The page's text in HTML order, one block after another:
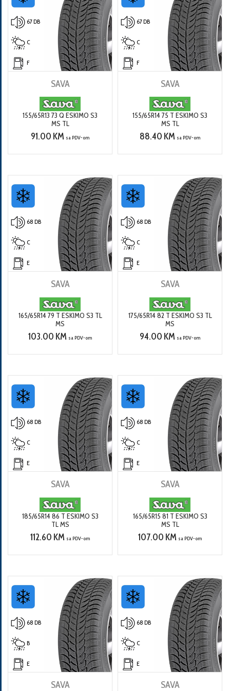
67 DB
C
F
SAVA
155/65R13 73 Q ESKIMO S3
MS TL
91.00 KM sa PDV-om
67 DB
C
F
SAVA
155/65R14 75 T ESKIMO S3
MS TL
88.40 KM sa PDV-om
68 DB
C
E
SAVA
165/65R14 79 T ESKIMO S3 TL
MS
103.00 KM sa PDV-om
68 DB
C
E
SAVA
175/65R14 82 T ESKIMO S3 TL
MS
94.00 KM sa PDV-om
68 DB
C
E
SAVA
185/65R14 86 T ESKIMO S3
TL MS
112.60 KM sa PDV-om
68 DB
C
E
SAVA
165/65R15 81 T ESKIMO S3
MS TL
107.00 KM sa PDV-om
68 DB
B
E
SAVA
68 DB
C
E
SAVA